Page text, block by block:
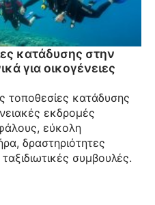
κατάδυσης στην
για οικογένειες
τοποθεσίες κατάδυσης
εκδρομές
εύκολη
δραστηριότητες
συμβουλές.